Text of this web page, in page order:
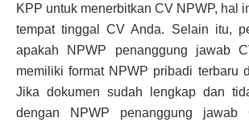
KPP untuk menerbitkan CV NPWP, hal
tempat tinggal CV Anda. Selain itu,
apakah NPWP penanggung jawab
memiliki format NPWP pribadi terbaru
Jika dokumen sudah lengkap dan
dengan NPWP penanggung